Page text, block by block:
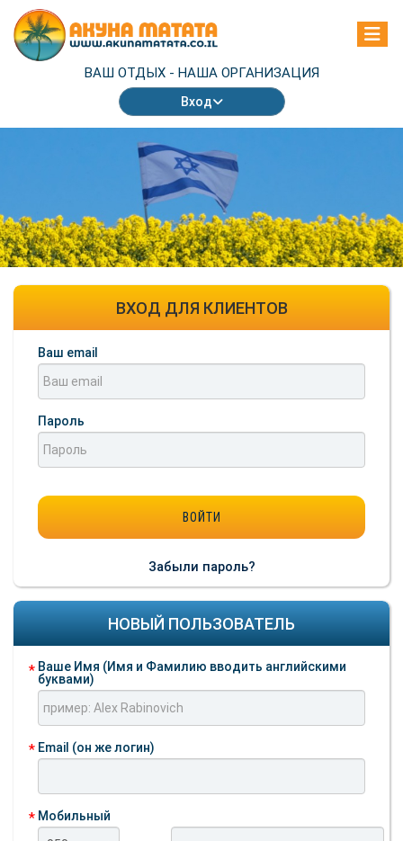
ВАШ ОТДЫХ - НАША ОРГАНИЗАЦИЯ
Вход
ВХОД ДЛЯ КЛИЕНТОВ
Ваш email
Пароль
Забыли пароль?
НОВЫЙ ПОЛЬЗОВАТЕЛЬ
Ваше Имя (Имя и Фамилию вводить английскими
буквами)
Email (он же логин)
Мобильный